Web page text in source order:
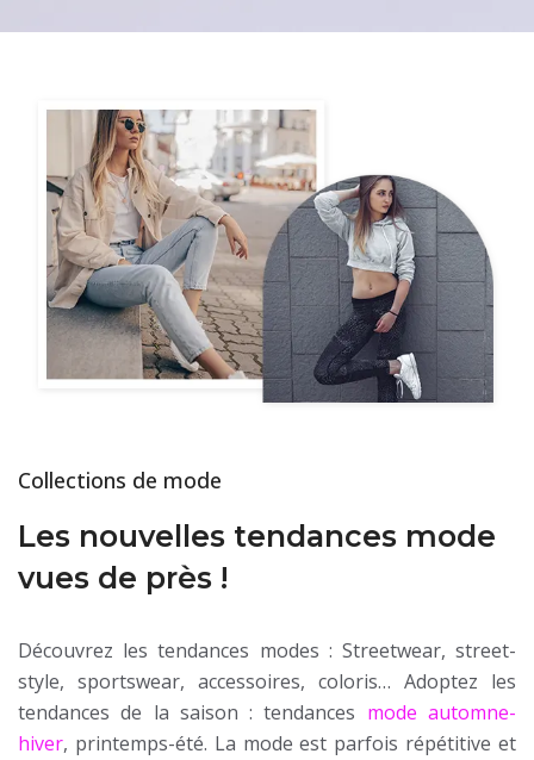
Collections de mode
Les nouvelles tendances mode
vues de près !
Découvrez les tendances modes : Streetwear, street-
style, sportswear, accessoires, coloris… Adoptez les
tendances de la saison : tendances mode automne-
hiver, printemps-été. La mode est parfois répétitive et